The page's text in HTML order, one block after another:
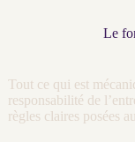
Le
Tout ce qui est
responsabilité de
règles claires posées au